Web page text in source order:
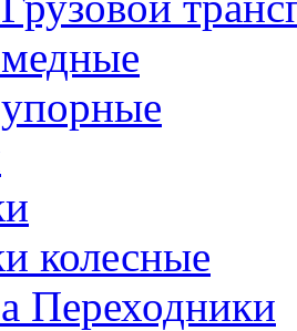
колесные
Переходники